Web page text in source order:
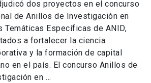
dos proyectos en el concurso
de Anillos de Investigación en
Temáticas Específicas de ANID,
a fortalecer la ciencia
y la formación de capital
en el país. El concurso Anillos de
en …